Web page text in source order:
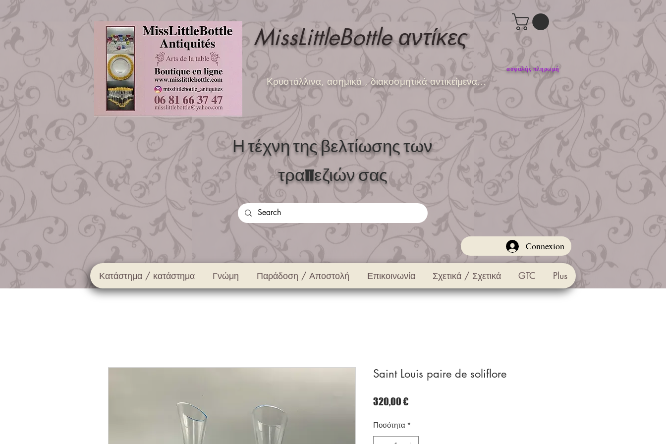
MissLittleBottle αντίκες
ασφαλής πληρωμή
Κρυστάλλινα, ασημικά , διακοσμητικά αντικείμενα...
Η τέχνη της βελτίωσης των
τραπεζιών σας
Connexion
Κατάστημα / κατάστημα Γνώμη Παράδοση / Αποστολή Επικοινωνία Σχετικά / Σχετικά GTC Plus
Saint Louis paire de soliflore
320,00 €
Ποσότητα *